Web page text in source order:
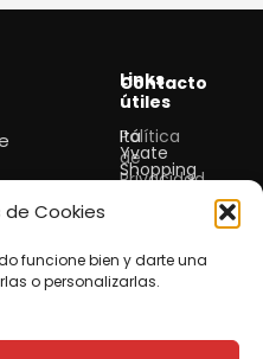
Cookies
funcione bien y darte una
o personalizarlas.
Links
útiles
Política
de
Privacidad
Cookie
Itá
Yvate
Shopping
Cataratas,
Contacto
Síguenos: